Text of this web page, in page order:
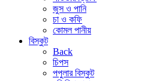
জুস ও পানি
চা ও কফি
কোমল পানীয়
বিস্কুট
Back
চিপস
পপুলার বিস্কুট